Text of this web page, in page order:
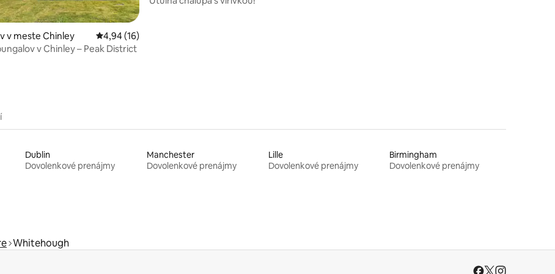
v meste Chinley Priemerné ohodnotenie 4,94 z 5, počet hodnotení: 16
4,94 (16)
v Chinley – Peak District
Dublin
Dovolenkové prenájmy
Manchester
Dovolenkové prenájmy
Lille
Dovolenkové prenájmy
Birmingham
Dovolenkové prenájmy
Whitehough